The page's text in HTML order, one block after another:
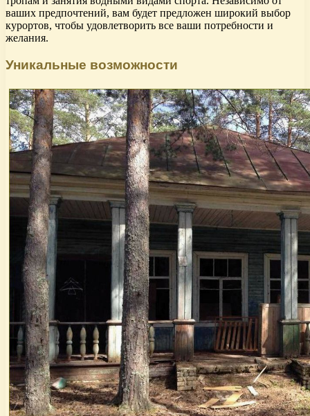
ваших предпочтений, вам будет предложен широкий выбор
курортов, чтобы удовлетворить все ваши потребности и
желания.
Уникальные возможности